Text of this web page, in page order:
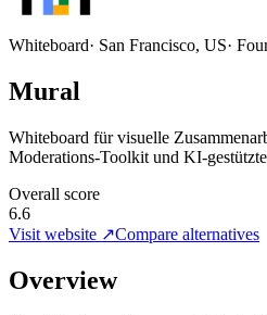
Whiteboard· San Francisco, US·
Mural
Whiteboard für visuelle
Moderations-Toolkit und KI-
Overall score
6.6
Visit website ↗Compare alternatives
Overview